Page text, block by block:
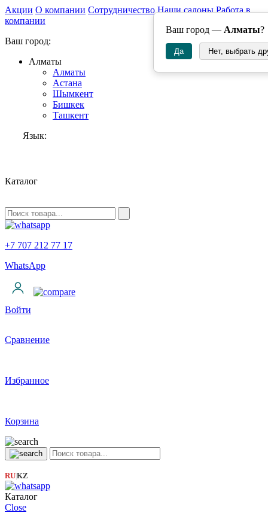
Ваш город — Алматы?
Да Нет, выбрать
Акции О компании Сотрудничество Наши салоны Работа в
компании
Ваш город:
Алматы
Алматы
Астана
Шымкент
Бишкек
Ташкент
Язык:
Каталог
+7 707 212 77 17
WhatsApp
Войти
Сравнение
Избранное
Корзина
RU|KZ
Каталог
Close